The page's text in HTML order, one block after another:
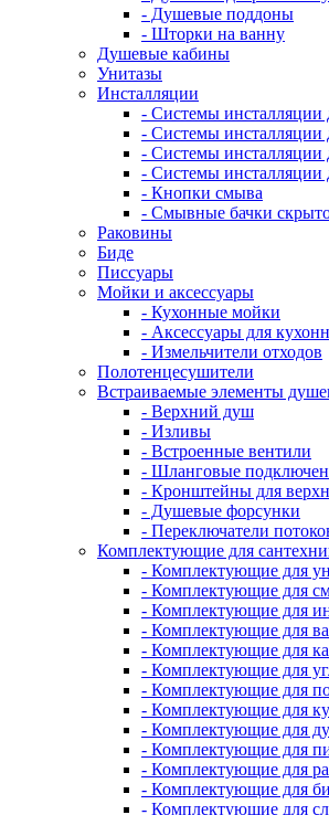
- Душевые поддоны
- Шторки на ванну
Душевые кабины
Унитазы
Инсталляции
- Системы инсталляции
- Системы инсталляции
- Системы инсталляции
- Системы инсталляции
- Кнопки смыва
- Смывные бачки
Раковины
Биде
Писсуары
Мойки и аксессуары
- Кухонные мойки
- Аксессуары для
- Измельчители отходов
Полотенцесушители
Встраиваемые элементы
- Верхний душ
- Изливы
- Встроенные вентили
- Шланговые
- Кронштейны для
- Душевые форсунки
- Переключатели
Комплектующие для
- Комплектующие для
- Комплектующие для
- Комплектующие для
- Комплектующие для
- Комплектующие для
- Комплектующие для
- Комплектующие для
- Комплектующие для
- Комплектующие для
- Комплектующие для
- Комплектующие для
- Комплектующие для
- Комплектующие для